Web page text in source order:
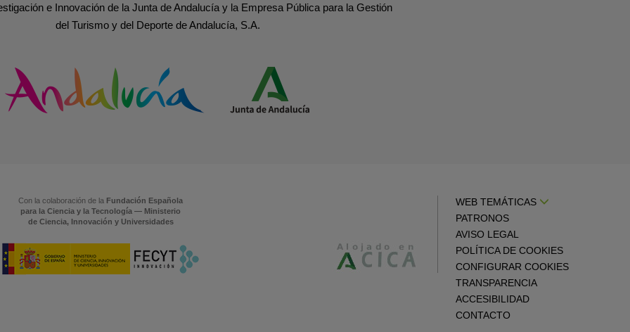
e Innovación de la Junta de Andalucía y la Empresa Pública para la Gestión
del Turismo y del Deporte de Andalucía, S.A.
Con la colaboración de la Fundación Española
para la Ciencia y la Tecnología — Ministerio
de Ciencia, Innovación y Universidades
WEB TEMÁTICAS
PATRONOS
AVISO LEGAL
POLÍTICA DE COOKIES
CONFIGURAR COOKIES
TRANSPARENCIA
ACCESIBILIDAD
CONTACTO